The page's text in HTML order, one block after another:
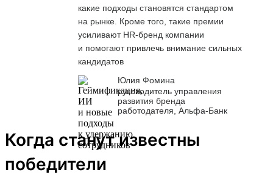
какие подходы становятся стандартом
на рынке. Кроме того, такие премии
усиливают HR-бренд компании
и помогают привлечь внимание сильных
кандидатов
Юлия Фомина
руководитель управления
развития бренда
работодателя, Альфа-Банк
Когда станут известны
победители